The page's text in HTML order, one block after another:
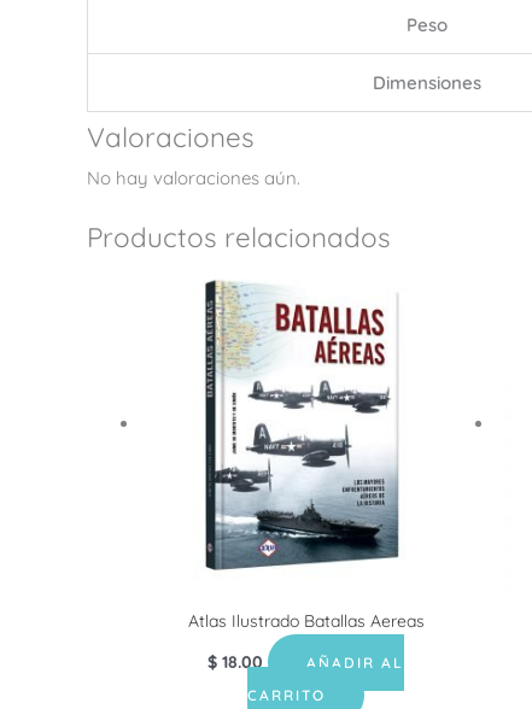
Peso
Dimensiones
Valoraciones
No hay valoraciones aún.
Productos relacionados
Atlas Ilustrado Batallas Aereas
$ 18.00
AÑADIR AL
CARRITO